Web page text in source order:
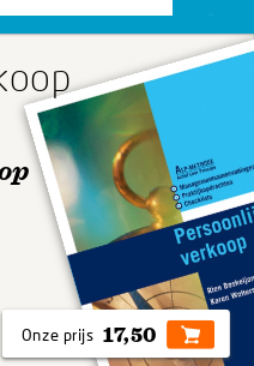
elk jaar. Krabt u
oren hoe u deze groei
verkoop' laat zien
om meer omzet te
over bestaande en
17,50